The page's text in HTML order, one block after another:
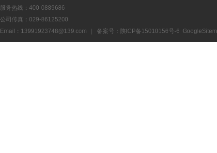
服务热线：400-0889686
公司传真：029-86125200
Email：13991923748@139.com | 备案号： 陕ICP备15010156号-6